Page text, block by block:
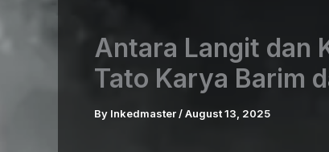
Antara Langit dan
Tato Karya Barim
By Inkedmaster /August 13, 2025